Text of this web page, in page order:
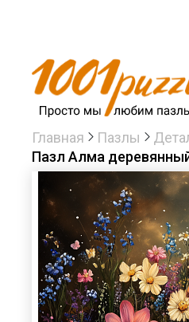
Главная Пазлы
Пазл Алма